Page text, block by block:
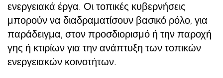
ενεργειακά έργα. Οι τοπικές κυβερνήσεις
μπορούν να διαδραματίσουν βασικό ρόλο, για
παράδειγμα, στον προσδιορισμό ή την παροχή
γης ή κτιρίων για την ανάπτυξη των τοπικών
ενεργειακών κοινοτήτων.